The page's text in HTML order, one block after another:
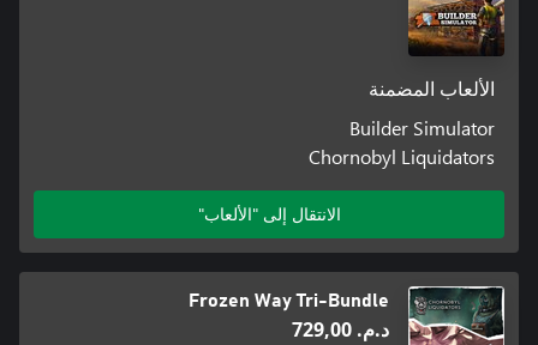
الألعاب المضمنة
Builder Simulator
Chornobyl Liquidators
الانتقال إلى "الألعاب"
Frozen Way Tri-Bundle
د.م.‏ 729,00